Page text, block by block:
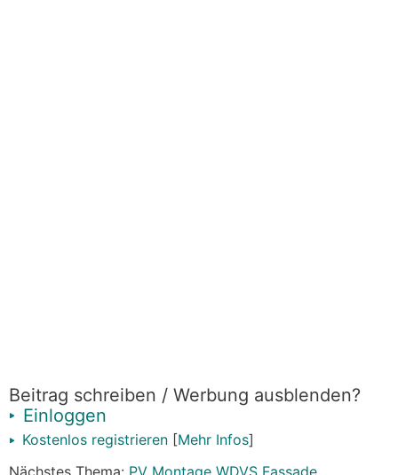
Beitrag schreiben / Werbung ausblenden?
Einloggen
Kostenlos registrieren [Mehr Infos]
Nächstes Thema: PV Montage WDVS Fassade